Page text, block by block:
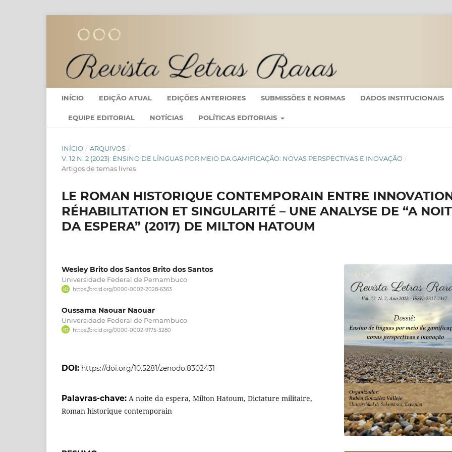
INÍCIO EDIÇÃO ATUAL EDIÇÕES ANTERIORES SUBMISSÕES E NORMAS DADOS INSTITUCIONAIS
EQUIPE EDITORIAL NOTÍCIAS POLÍTICAS EDITORIAIS
INÍCIO / ARQUIVOS /
V. 12 N. 2 (2023): ENSINO DE LÍNGUAS POR MEIO DA GAMIFICAÇÃO: NOVAS PERSPECTIVAS E INOVAÇÃO /
Artigos de temas livres
LE ROMAN HISTORIQUE CONTEMPORAIN ENTRE
RÉHABILITATION ET SINGULARITÉ – UNE ANALYSE DE “A
DA ESPERA” (2017) DE MILTON HATOUM
Wesley Brito dos Santos Brito dos Santos
Universidade Federal de Pernambuco
https://orcid.org/0000-0002-2028-6363
Oussama Naouar Naouar
Universidade Federal de Pernambuco
https://orcid.org/0000-0002-9175-3280
DOI: https://doi.org/10.5281/zenodo.8302431
Palavras-chave: A noite da espera, Milton Hatoum, Dictature militaire,
Roman historique contemporain